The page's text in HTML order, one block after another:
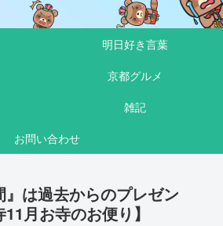
明日好き言葉
京都グルメ
雑記
お問い合わせ
』は過去からのプレゼン
月お寺のお便り】